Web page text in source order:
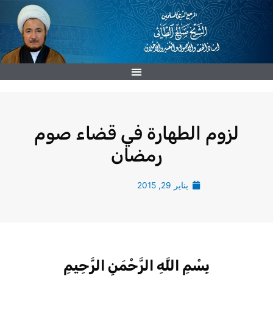
تخطي
لزوم الطهارة في قضاء صوم
رمضان
يناير 29, 2015
بِسْمِ اللَّهِ الرَّحْمَنِ الرَّحِيمِ